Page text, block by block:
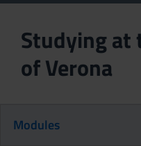
Studying at
of Verona
Modules